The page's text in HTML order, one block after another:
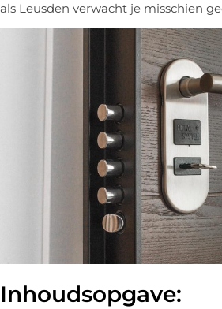
als Leusden verwacht je misschien
Inhoudsopgave: